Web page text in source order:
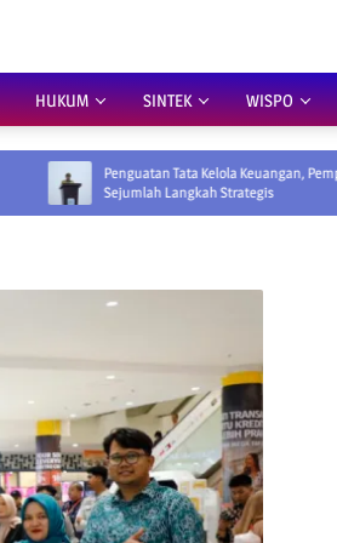
HUKUM SINTEK WISPO
Penguatan Tata Kelola Keuangan, Pemprov Siapkan
Sejumlah Langkah Strategis